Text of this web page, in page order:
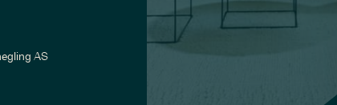
AS